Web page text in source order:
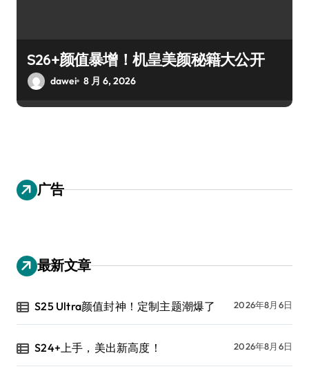
S26+颜值暴增！机皇美颜秘籍大公开
dawei 8 月 6, 2026
广告
最新文章
S25 Ultra颜值封神！定制主题潮爆了 2026年8月6日
S24+上手，美出新高度！ 2026年8月6日